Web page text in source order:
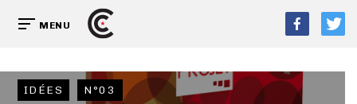
MENU
IDÉES N°03